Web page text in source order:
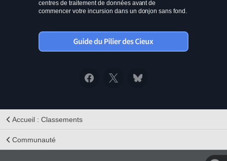
centres de traitement de données avant de
commencer votre incursion dans un donjon sans fond.
Accueil : Classements
Communauté